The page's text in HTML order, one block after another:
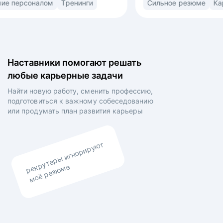
(market/product fit) в найме. Знаю ожидания
Выравниваю ваши личные цели и планы
работодателя.
Управление персоналом
Тренинги
Наставники помогают решать
любые карьерные задачи
Найти новую работу, сменить профессию,
подготовиться к важному собеседованию
или продумать план развития карьеры
рекрутеры игнорируют
моё резюме